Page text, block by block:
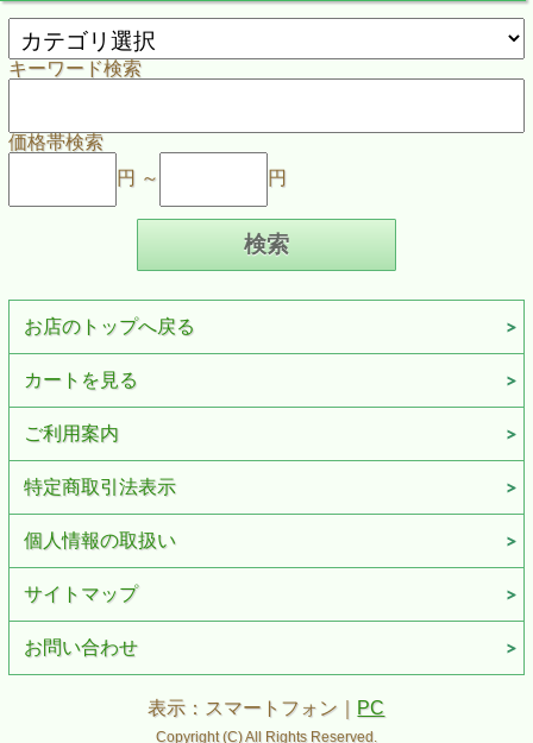
キーワード検索
価格帯検索
円 ～
円
お店のトップへ戻る
カートを見る
ご利用案内
特定商取引法表示
個人情報の取扱い
サイトマップ
お問い合わせ
表示：スマートフォン｜ PC
Copyright (C) All Rights Reserved.